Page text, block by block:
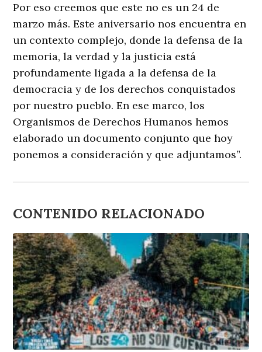
Por eso creemos que este no es un 24 de
marzo más. Este aniversario nos encuentra en
un contexto complejo, donde la defensa de la
memoria, la verdad y la justicia está
profundamente ligada a la defensa de la
democracia y de los derechos conquistados
por nuestro pueblo. En ese marco, los
Organismos de Derechos Humanos hemos
elaborado un documento conjunto que hoy
ponemos a consideración y que adjuntamos”.
CONTENIDO RELACIONADO